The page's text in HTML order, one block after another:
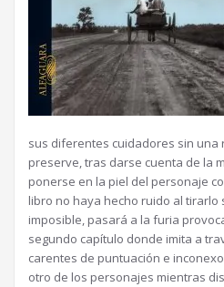
sus diferentes cuidadores sin una
preserve, tras darse cuenta de la
ponerse en la piel del personaje
libro no haya hecho ruido al tirarlo
imposible, pasará a la furia
segundo capítulo donde imita a
carentes de puntuación e
otro de los personajes mientras